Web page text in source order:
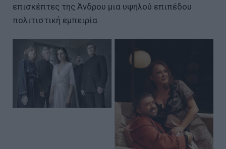
επισκέπτες της Άνδρου μια υψηλού επιπέδου
πολιτιστική εμπειρία.